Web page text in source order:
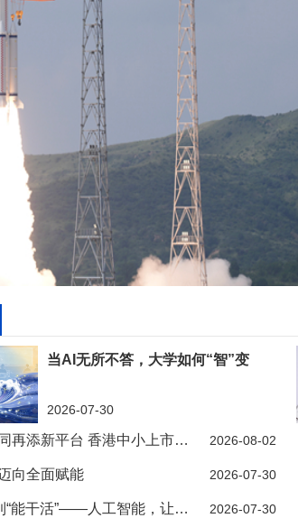
当AI无所不答，大学如何“智”变
2026-07-30
渝港产融协同再添新平台 香港中小上市公司协会西南 2026-08-02
向全面赋能 2026-07-30
从“能对话”到“能干活”——人工智能，让千行百业 2026-07-30